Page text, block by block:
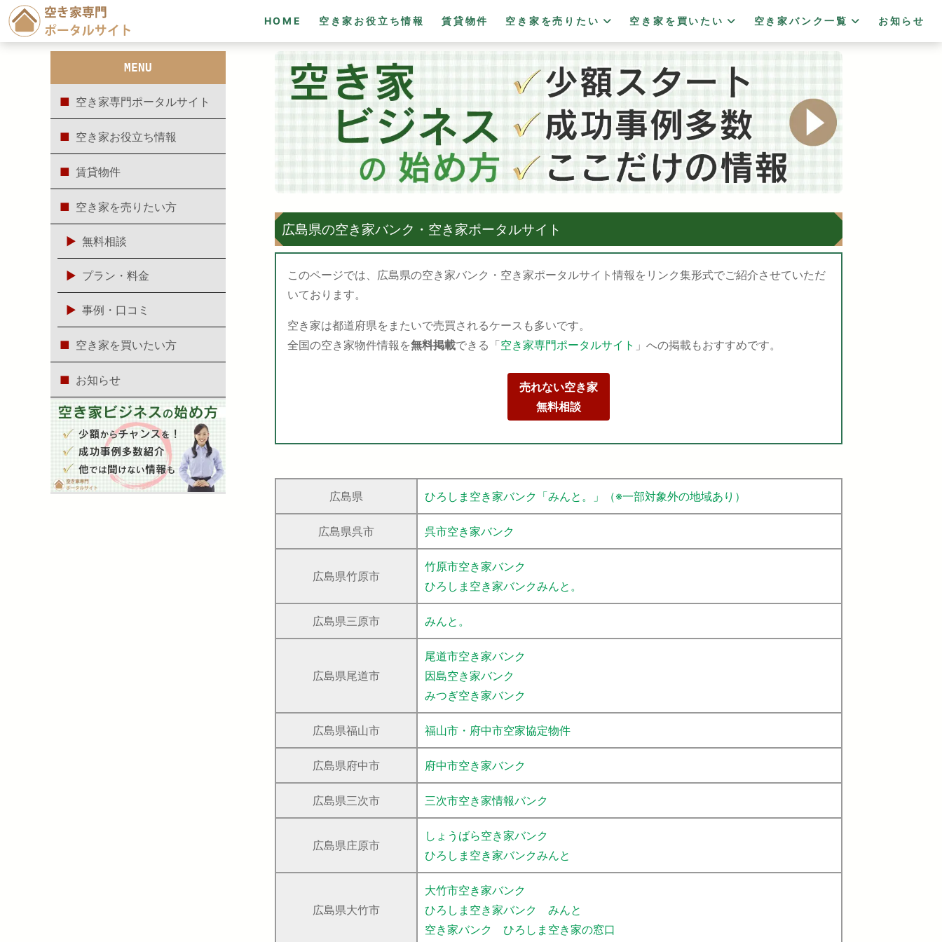
HOME 空き家お役立ち情報 賃貸物件 空き家を売りたい 空き家を買いたい 空き家バンク一覧 お知らせ
広島県の空き家バンク・空き家ポータルサイト
このページでは、広島県の空き家バンク・空き家ポータルサイト情報をリンク集形式でご紹介させていただ
いております。
空き家は都道府県をまたいで売買されるケースも多いです。
全国の空き家物件情報を無料掲載できる「空き家専門ポータルサイト 」への掲載もおすすめです。
売れない空き家
無料相談
広島県 ひろしま空き家バンク「みんと。」（※一部対象外の地域あり）
広島県呉市 呉市空き家バンク
広島県竹原市
竹原市空き家バンク
ひろしま空き家バンクみんと。
広島県三原市 みんと。
広島県尾道市
尾道市空き家バンク
因島空き家バンク
みつぎ空き家バンク
広島県福山市 福山市・府中市空家協定物件
広島県府中市 府中市空き家バンク
広島県三次市 三次市空き家情報バンク
広島県庄原市
しょうばら空き家バンク
ひろしま空き家バンクみんと
広島県大竹市
大竹市空き家バンク
ひろしま空き家バンク みんと
空き家バンク ひろしま空き家の窓口
MENU
空き家専門ポータルサイト
空き家お役立ち情報
賃貸物件
空き家を売りたい方
無料相談
プラン・料金
事例・口コミ
空き家を買いたい方
お知らせ